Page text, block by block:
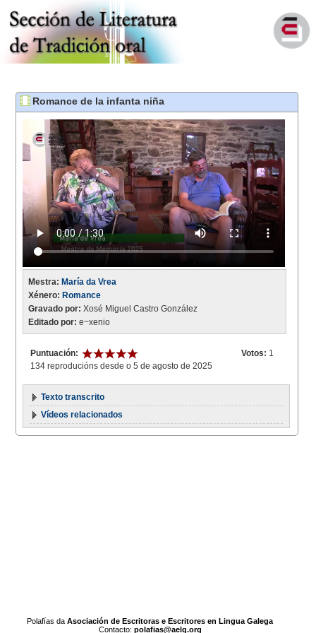
Romance de la infanta niña
Mestra: María da Vrea
Xénero: Romance
Gravado por: Xosé Miguel Castro González
Editado por: e~xenio
Puntuación: Votos: 1
134 reproducións desde o 5 de agosto de 2025
Texto transcrito
Vídeos relacionados
Polafías daAsociación de Escritoras e Escritores en Lingua Galega
Contacto: polafias@aelg.org